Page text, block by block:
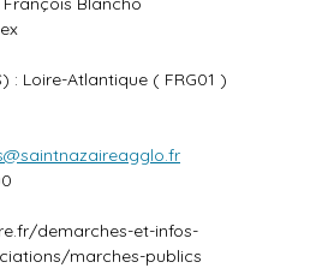
: Loire-Atlantique ( FRG01 )
demarches-et-infos-
marches-publics